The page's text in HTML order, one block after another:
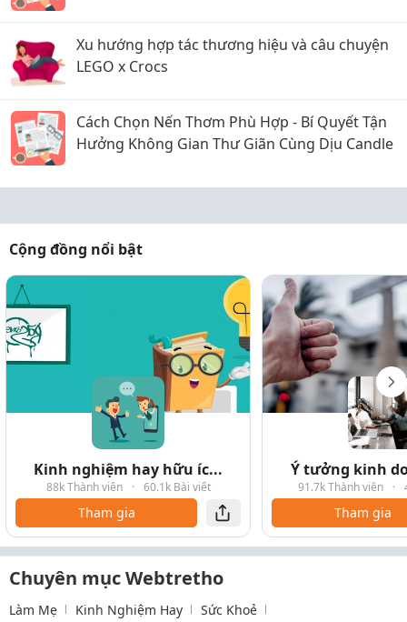
Xu hướng hợp tác thương hiệu và câu chuyện
LEGO x Crocs
Cách Chọn Nến Thơm Phù Hợp - Bí Quyết Tận
Hưởng Không Gian Thư Giãn Cùng Dịu Candle
Cộng đồng nổi bật
Kinh nghiệm hay hữu íc...
88k Thành viên · 60.1k Bài viết
Tham gia
Ý tưởng kinh
91.7k Thành viên ·
Tham gia
Chuyên mục Webtretho
Làm Mẹ Kinh Nghiệm Hay Sức Khoẻ